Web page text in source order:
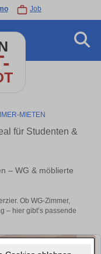
Job
MIETEN
für Studenten &
– WG & möblierte
Ob WG-Zimmer,
– hier gibt’s passende